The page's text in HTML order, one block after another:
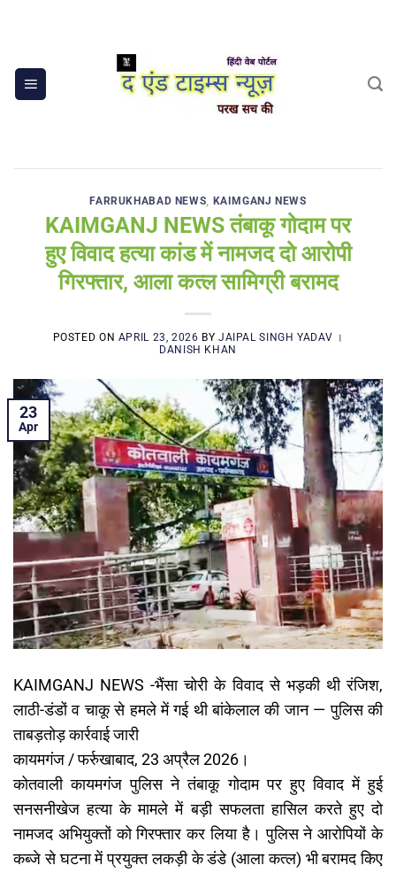
FARRUKHABAD NEWS, KAIMGANJ NEWS
KAIMGANJ NEWS तंबाकू गोदाम पर
हुए विवाद हत्या कांड में नामजद दो आरोपी
गिरफ्तार, आला कत्ल सामिग्री बरामद
POSTED ON APRIL 23, 2026 BY JAIPAL SINGH YADAV ।
DANISH KHAN
23
Apr
KAIMGANJ NEWS -भैंसा चोरी के विवाद से भड़की थी रंजिश,
लाठी-डंडों व चाकू से हमले में गई थी बांकेलाल की जान — पुलिस की
ताबड़तोड़ कार्रवाई जारी
कायमगंज / फर्रुखाबाद, 23 अप्रैल 2026।
कोतवाली कायमगंज पुलिस ने तंबाकू गोदाम पर हुए विवाद में हुई
सनसनीखेज हत्या के मामले में बड़ी सफलता हासिल करते हुए दो
नामजद अभियुक्तों को गिरफ्तार कर लिया है। पुलिस ने आरोपियों के
कब्जे से घटना में प्रयुक्त लकड़ी के डंडे (आला कत्ल) भी बरामद किए